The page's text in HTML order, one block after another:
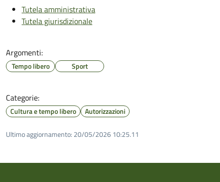
Tutela amministrativa
Tutela giurisdizionale
Argomenti:
Tempo libero Sport
Categorie:
Cultura e tempo libero Autorizzazioni
Ultimo aggiornamento: 20/05/2026 10:25.11